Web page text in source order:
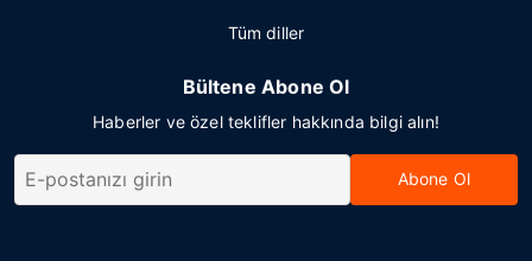
Tüm diller
Bültene Abone Ol
Haberler ve özel teklifler hakkında bilgi alın!
Abone Ol